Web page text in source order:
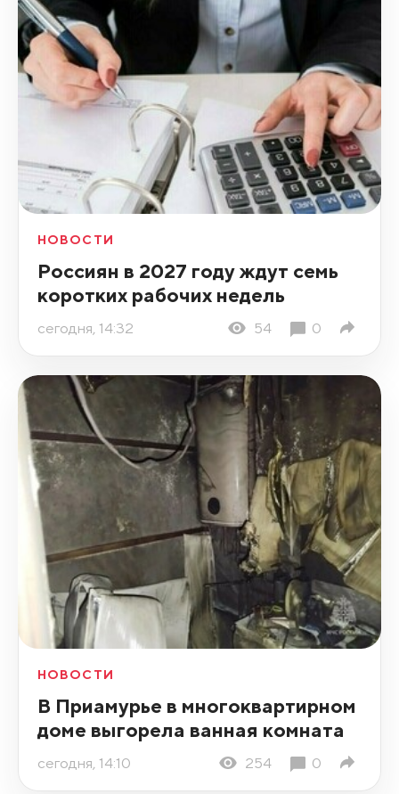
НОВОСТИ
Россиян в 2027 году ждут семь
коротких рабочих недель
сегодня, 14:32 54 0
НОВОСТИ
В Приамурье в многоквартирном
доме выгорела ванная комната
сегодня, 14:10 254 0